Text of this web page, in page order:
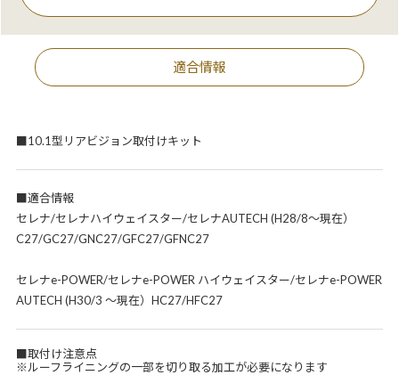
適合情報
■10.1型リアビジョン取付けキット
■適合情報
セレナ/セレナハイウェイスター/セレナAUTECH (H28/8～現在）
C27/GC27/GNC27/GFC27/GFNC27
セレナe-POWER/セレナe-POWER ハイウェイスター/セレナe-POWER
AUTECH (H30/3 ～現在）HC27/HFC27
■取付け注意点
※ルーフライニングの一部を切り取る加工が必要になります